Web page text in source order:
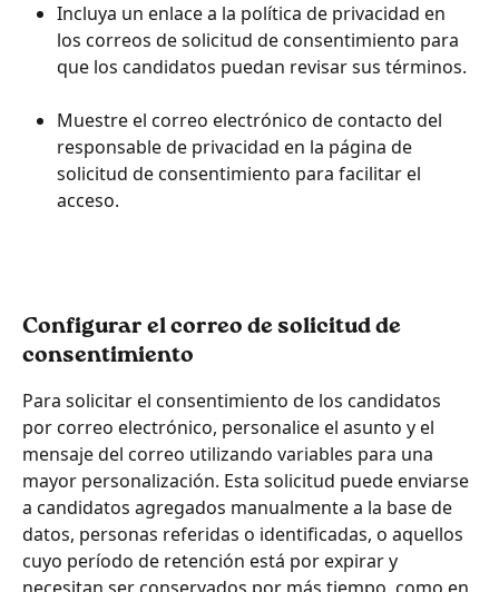
Incluya un enlace a la política de privacidad en
los correos de solicitud de consentimiento para
que los candidatos puedan revisar sus términos.
Muestre el correo electrónico de contacto del
responsable de privacidad en la página de
solicitud de consentimiento para facilitar el
acceso.
Configurar el correo de solicitud de
consentimiento
Para solicitar el consentimiento de los candidatos
por correo electrónico, personalice el asunto y el
mensaje del correo utilizando variables para una
mayor personalización. Esta solicitud puede enviarse
a candidatos agregados manualmente a la base de
datos, personas referidas o identificadas, o aquellos
cuyo período de retención está por expirar y